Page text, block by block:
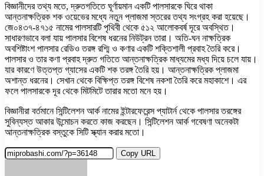
বিজ্ঞানীদের তথ্য মতে, দ্রুতগতিতে ঘূর্ণায়মান একটি পালসারকে ঘিরে থাকা
আন্তনাক্ষত্রিক শক ওয়েভের মধ্যে নতুন প্লাজমা স্তরের তথ্য সংগ্রহ করা হয়েছে।
জে০৪৩৭-৪৭১৫ নামের পালসারটি পৃথিবী থেকে ৫১২ আলোকবর্ষ দূরে অবস্থিত।
সাধারণভাবে বলা যায় পালসার বিশেষ ধরনের নিউট্রন তারা। অতি-ঘন নাক্ষত্রিক
অবশিষ্টাংশ পালসার রেডিও তরঙ্গ রশ্মি ও কণার একটি শক্তিশালী প্রবাহ তৈরি করে।
পালসার ও তার কণা প্রবাহ দ্রুত গতিতে আন্তনাক্ষত্রিক মাধ্যমের মধ্য দিয়ে চলে যায়।
যার কারণে উত্তপ্ত গ্যাসের একটি শক তরঙ্গ তৈরি হয়। আন্তনাক্ষত্রিক প্লাজমা
অশান্ত ধরনের। সেখান থেকে বিক্ষিপ্ত তরঙ্গ বিশেষ নকশা তৈরি করে মহাকাশে। এর
ফলে পালসারকে দূর থেকে মিটমিটে তারার মতো মনে হয়।
বিজ্ঞানীরা বর্তমানে সিন্টিলেশন আর্ক নামের ইন্টারফেরেন্স প্যাটার্ন থেকে পালসার তরঙ্গের
সুবিন্যস্ত আকার উন্মোচন করতে কাজ করছেন। সিন্টিলেশন আর্ক গবেষণা অনেকটা
আন্তনাক্ষত্রিক বস্তুকে সিটি স্ক্যান করার মতো।
Copy URL